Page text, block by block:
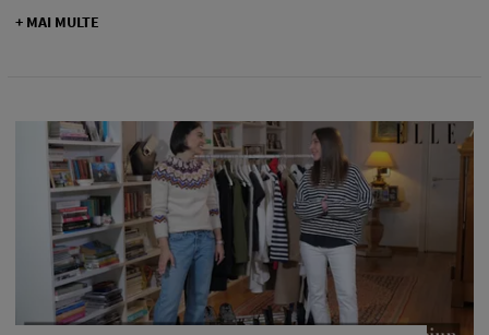
+ MAI MULTE